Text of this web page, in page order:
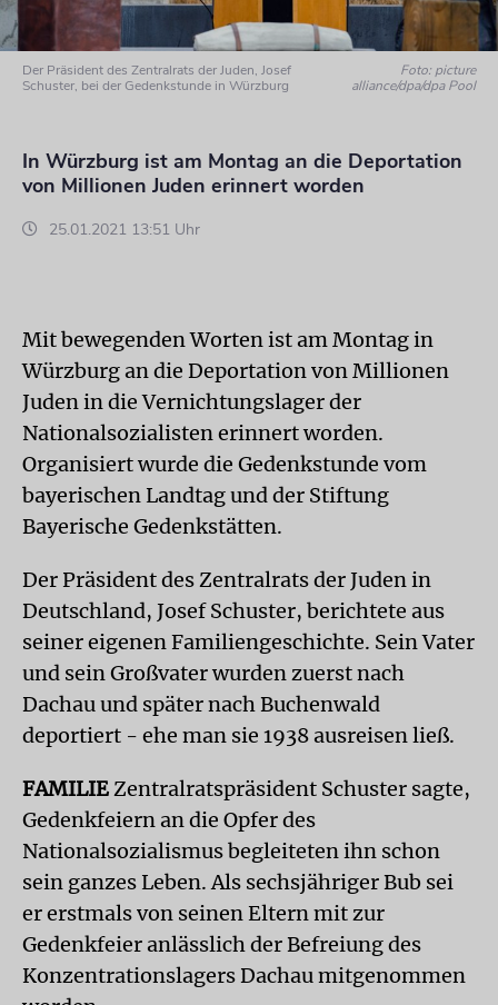
Der Präsident des Zentralrats der Juden, Josef
Schuster, bei der Gedenkstunde in Würzburg
Foto: picture
alliance/dpa/dpa Pool
In Würzburg ist am Montag an die Deportation
von Millionen Juden erinnert worden
25.01.2021 13:51 Uhr
Mit bewegenden Worten ist am Montag in
Würzburg an die Deportation von Millionen
Juden in die Vernichtungslager der
Nationalsozialisten erinnert worden.
Organisiert wurde die Gedenkstunde vom
bayerischen Landtag und der Stiftung
Bayerische Gedenkstätten.
Der Präsident des Zentralrats der Juden in
Deutschland, Josef Schuster, berichtete aus
seiner eigenen Familiengeschichte. Sein Vater
und sein Großvater wurden zuerst nach
Dachau und später nach Buchenwald
deportiert - ehe man sie 1938 ausreisen ließ.
FAMILIEZentralratspräsident Schuster sagte,
Gedenkfeiern an die Opfer des
Nationalsozialismus begleiteten ihn schon
sein ganzes Leben. Als sechsjähriger Bub sei
er erstmals von seinen Eltern mit zur
Gedenkfeier anlässlich der Befreiung des
Konzentrationslagers Dachau mitgenommen